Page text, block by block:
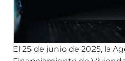
El 25 de junio de 2025, la